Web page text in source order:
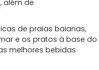
além de
de praias baianas,
e os pratos à base do
melhores bebidas